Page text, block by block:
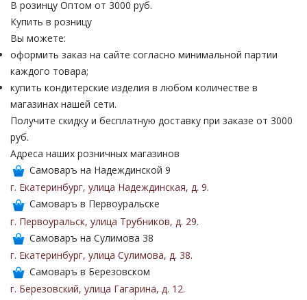
В розинцу Оптом от 3000 руб.
Купить в розницу
Вы можете:
оформить заказ на сайте согласно минимальной партии
каждого товара;
купить кондитерские изделия в любом количестве в
магазинах нашей сети.
Получите скидку и бесплатную доставку при заказе от 3000
руб.
Адреса наших розничных магазинов
Самоваръ на Надеждинской 9
г. Екатеринбург, улица Надеждинская, д. 9.
Самоваръ в Первоуральске
г. Первоуральск, улица Трубников, д. 29.
Самоваръ на Сулимова 38
г. Екатеринбург, улица Сулимова, д. 38.
Самоваръ в Березовском
г. Березовский, улица Гагарина, д. 12.